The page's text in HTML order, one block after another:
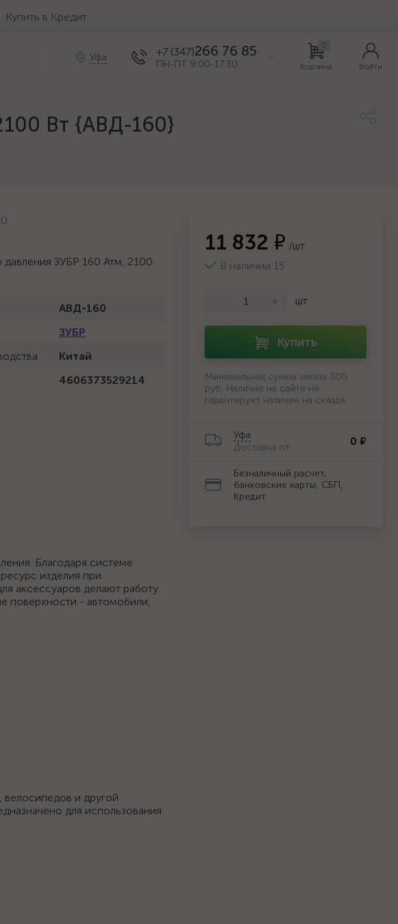
Купить в Кредит
Уфа +7 (347)266 76 85
ПН-ПТ 9:00-17:30
0
Корзина Войти
Вт {АВД-160}
ЗУБР 160 Атм, 2100
АВД-160
ЗУБР
Китай
4606373529214
Благодаря системе
изделия при
аксессуаров делают работу
поверхности - автомобили,
и другой
для использования
11 832 ₽ /шт
В наличии 15
+ шт
Купить
Минимальная сумма заказа 300
руб. Наличие на сайте не
гарантирует наличие на складе.
Уфа
Доставка от
0 ₽
Безналичный расчет,
банковские карты, СБП,
Кредит